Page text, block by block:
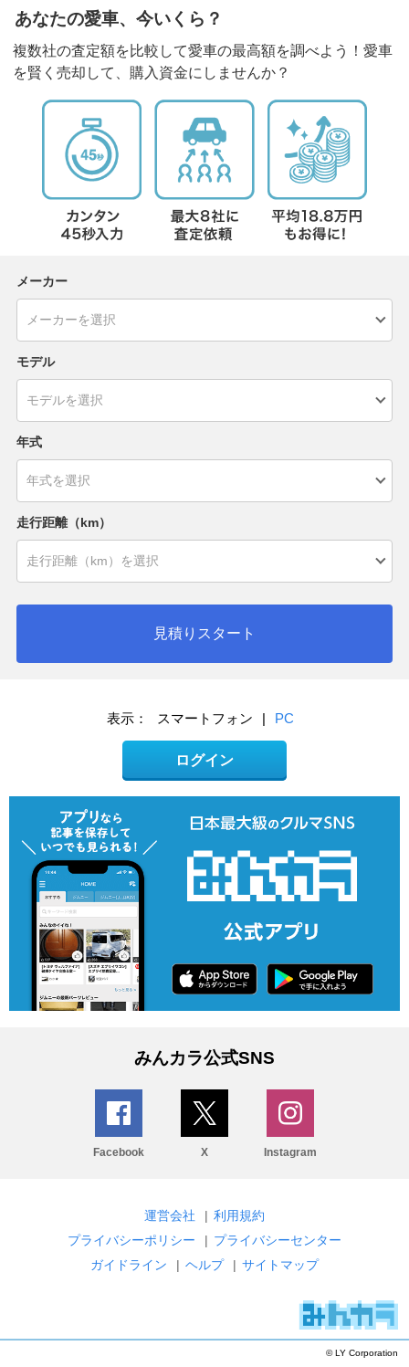
あなたの愛車、今いくら？
複数社の査定額を比較して愛車の最高額を調べよう！愛車
を賢く売却して、購入資金にしませんか？
メーカー
モデル
年式
走行距離（km）
見積りスタート
表示： スマートフォン | PC
ログイン
みんカラ公式SNS
Facebook X Instagram
運営会社 | 利用規約
プライバシーポリシー
| プライバシーセンター
ガイドライン
| ヘルプ | サイトマップ
© LY Corporation